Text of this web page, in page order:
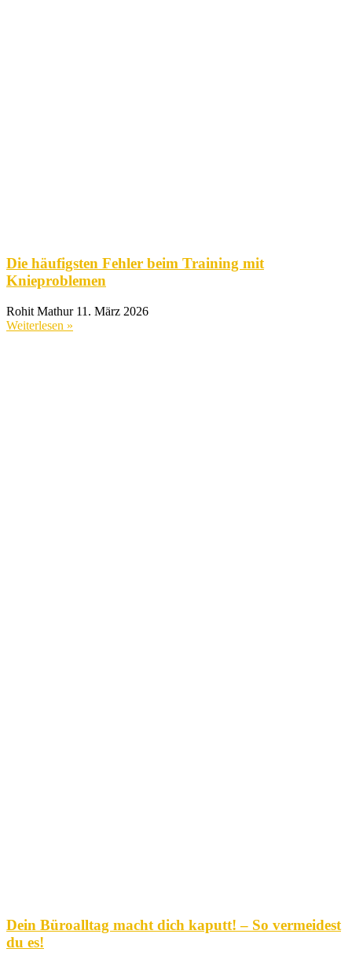
Die häufigsten Fehler beim Training mit
Knieproblemen
Rohit Mathur 11. März 2026
Weiterlesen »
Dein Büroalltag macht dich kaputt! – So vermeidest
du es!